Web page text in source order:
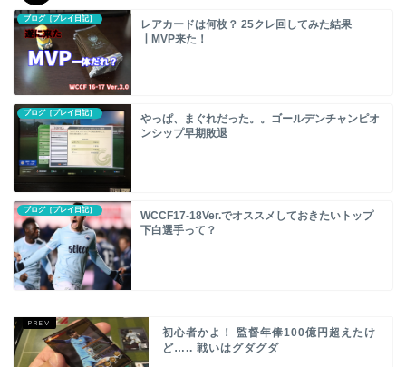
ブログ［プレイ日記］
レアカードは何枚？ 25クレ回してみた結果
┃MVP来た！
ブログ［プレイ日記］
やっぱ、まぐれだった。。ゴールデンチャンピオ
ンシップ早期敗退
ブログ［プレイ日記］
WCCF17-18Ver.でオススメしておきたいトップ
下白選手って？
初心者かよ！ 監督年俸100億円超えたけ
ど….. 戦いはグダグダ